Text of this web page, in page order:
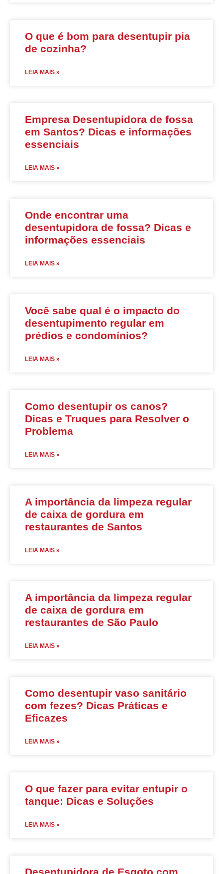
O que é bom para desentupir pia
de cozinha?
LEIA MAIS »
Empresa Desentupidora de fossa
em Santos? Dicas e informações
essenciais
LEIA MAIS »
Onde encontrar uma
desentupidora de fossa? Dicas e
informações essenciais
LEIA MAIS »
Você sabe qual é o impacto do
desentupimento regular em
prédios e condomínios?
LEIA MAIS »
Como desentupir os canos?
Dicas e Truques para Resolver o
Problema
LEIA MAIS »
A importância da limpeza regular
de caixa de gordura em
restaurantes de Santos
LEIA MAIS »
A importância da limpeza regular
de caixa de gordura em
restaurantes de São Paulo
LEIA MAIS »
Como desentupir vaso sanitário
com fezes? Dicas Práticas e
Eficazes
LEIA MAIS »
O que fazer para evitar entupir o
tanque: Dicas e Soluções
LEIA MAIS »